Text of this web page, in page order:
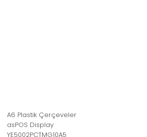
A6 Plastik Çerçeveler
asPOS Display
YE5002PCTMG10A5